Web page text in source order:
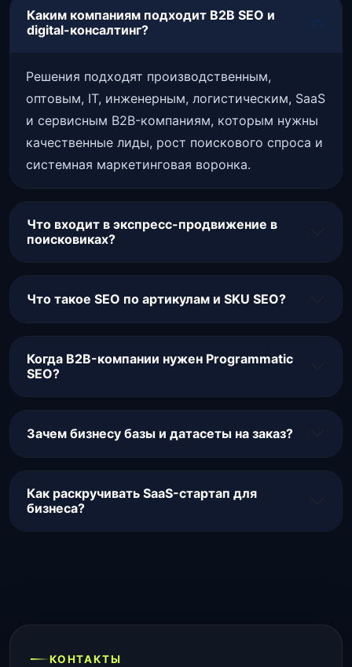
Каким компаниям подходит B2B SEO и
digital-консалтинг?
Решения подходят производственным,
оптовым, IT, инженерным, логистическим, SaaS
и сервисным B2B-компаниям, которым нужны
качественные лиды, рост поискового спроса и
системная маркетинговая воронка.
Что входит в экспресс-продвижение в
поисковиках?
Что такое SEO по артикулам и SKU SEO?
Когда B2B-компании нужен Programmatic
SEO?
Зачем бизнесу базы и датасеты на заказ?
Как раскручивать SaaS-стартап для
бизнеса?
КОНТАКТЫ